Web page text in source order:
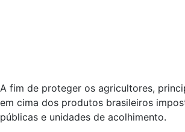
A fim de proteger os agricultores,
em cima dos produtos brasileiros
públicas e unidades de acolhimento.